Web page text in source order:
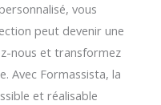
vous
peut devenir une
nous et transformez
Avec Formassista, la
et réalisable